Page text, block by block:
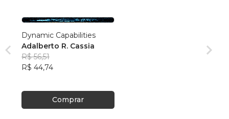
Dynamic Capabilities
Adalberto R. Cassia
R$ 56,51
R$ 44,74
Comprar